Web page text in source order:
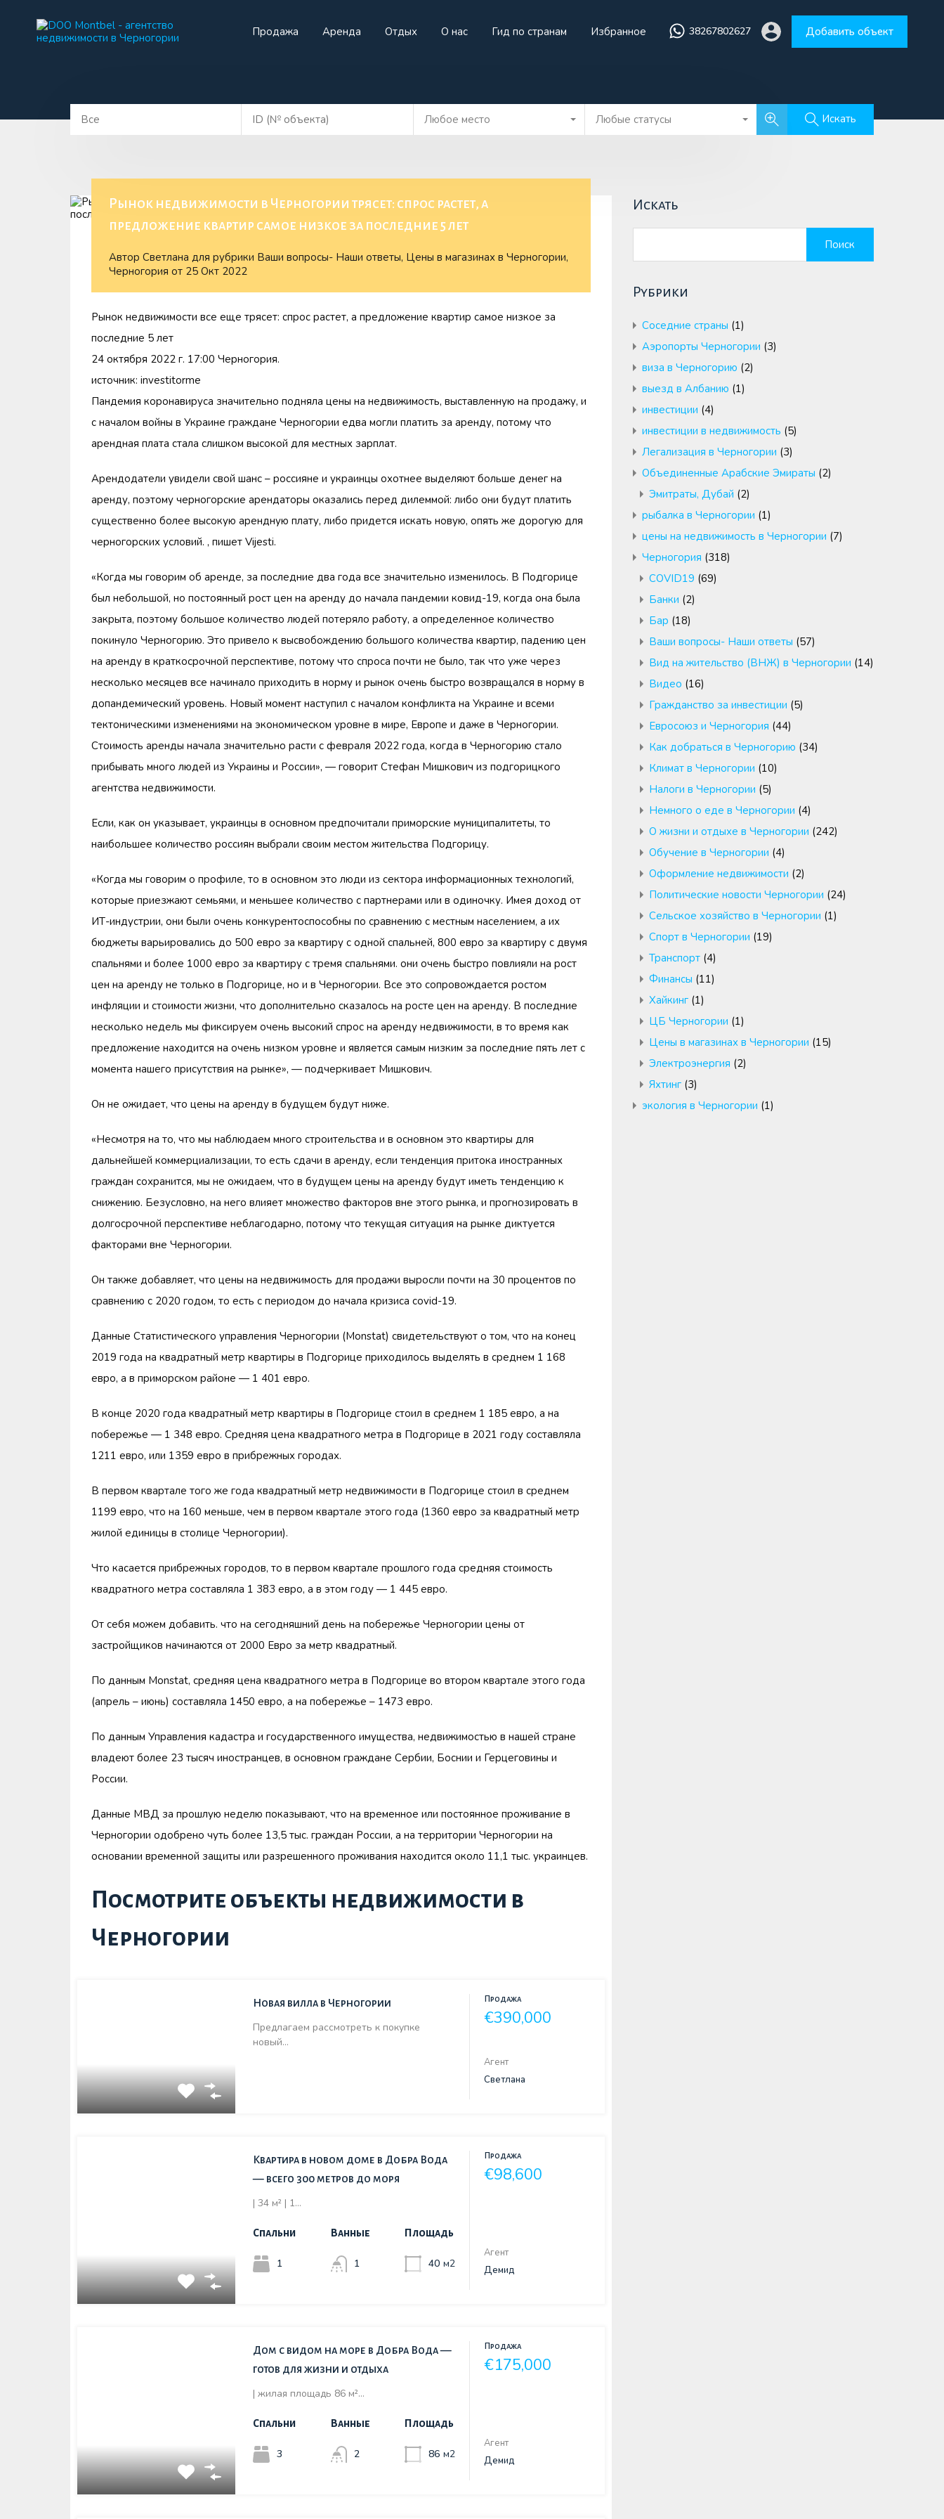
Продажа Аренда Отдых О нас Гид по странам Избранное 38267802627 Добавить объект
Продажа Аренда Отдых О нас Гид по странам Избранное 38267802627 Добавить объект
Любое место Любые статусы Искать
Рынок недвижимости в Черногории трясет: спрос растет, а
предложение квартир самое низкое за последние 5 лет
Автор Светлана для рубрики Ваши вопросы- Наши ответы, Цены в магазинах в Черногории,
Черногория от 25 Окт 2022
Рынок недвижимости все еще трясет: спрос растет, а предложение квартир самое низкое за
последние 5 лет
24 октября 2022 г. 17:00 Черногория.
источник: investitorme
Пандемия коронавируса значительно подняла цены на недвижимость, выставленную на продажу, и
с началом войны в Украине граждане Черногории едва могли платить за аренду, потому что
арендная плата стала слишком высокой для местных зарплат.
Арендодатели увидели свой шанс – россияне и украинцы охотнее выделяют больше денег на
аренду, поэтому черногорские арендаторы оказались перед дилеммой: либо они будут платить
существенно более высокую арендную плату, либо придется искать новую, опять же дорогую для
черногорских условий. , пишет Vijesti.
«Когда мы говорим об аренде, за последние два года все значительно изменилось. В Подгорице
был небольшой, но постоянный рост цен на аренду до начала пандемии ковид-19, когда она была
закрыта, поэтому большое количество людей потеряло работу, а определенное количество
покинуло Черногорию. Это привело к высвобождению большого количества квартир, падению цен
на аренду в краткосрочной перспективе, потому что спроса почти не было, так что уже через
несколько месяцев все начинало приходить в норму и рынок очень быстро возвращался в норму в
допандемический уровень. Новый момент наступил с началом конфликта на Украине и всеми
тектоническими изменениями на экономическом уровне в мире, Европе и даже в Черногории.
Стоимость аренды начала значительно расти с февраля 2022 года, когда в Черногорию стало
прибывать много людей из Украины и России», — говорит Стефан Мишкович из подгорицкого
агентства недвижимости.
Если, как он указывает, украинцы в основном предпочитали приморские муниципалитеты, то
наибольшее количество россиян выбрали своим местом жительства Подгорицу.
«Когда мы говорим о профиле, то в основном это люди из сектора информационных технологий,
которые приезжают семьями, и меньшее количество с партнерами или в одиночку. Имея доход от
ИТ-индустрии, они были очень конкурентоспособны по сравнению с местным населением, а их
бюджеты варьировались до 500 евро за квартиру с одной спальней, 800 евро за квартиру с двумя
спальнями и более 1000 евро за квартиру с тремя спальнями. они очень быстро повлияли на рост
цен на аренду не только в Подгорице, но и в Черногории. Все это сопровождается ростом
инфляции и стоимости жизни, что дополнительно сказалось на росте цен на аренду. В последние
несколько недель мы фиксируем очень высокий спрос на аренду недвижимости, в то время как
предложение находится на очень низком уровне и является самым низким за последние пять лет с
момента нашего присутствия на рынке», — подчеркивает Мишкович.
Он не ожидает, что цены на аренду в будущем будут ниже.
«Несмотря на то, что мы наблюдаем много строительства и в основном это квартиры для
дальнейшей коммерциализации, то есть сдачи в аренду, если тенденция притока иностранных
граждан сохранится, мы не ожидаем, что в будущем цены на аренду будут иметь тенденцию к
снижению. Безусловно, на него влияет множество факторов вне этого рынка, и прогнозировать в
долгосрочной перспективе неблагодарно, потому что текущая ситуация на рынке диктуется
факторами вне Черногории.
Он также добавляет, что цены на недвижимость для продажи выросли почти на 30 процентов по
сравнению с 2020 годом, то есть с периодом до начала кризиса covid-19.
Данные Статистического управления Черногории (Monstat) свидетельствуют о том, что на конец
2019 года на квадратный метр квартиры в Подгорице приходилось выделять в среднем 1 168
евро, а в приморском районе — 1 401 евро.
В конце 2020 года квадратный метр квартиры в Подгорице стоил в среднем 1 185 евро, а на
побережье — 1 348 евро. Средняя цена квадратного метра в Подгорице в 2021 году составляла
1211 евро, или 1359 евро в прибрежных городах.
В первом квартале того же года квадратный метр недвижимости в Подгорице стоил в среднем
1199 евро, что на 160 меньше, чем в первом квартале этого года (1360 евро за квадратный метр
жилой единицы в столице Черногории).
Что касается прибрежных городов, то в первом квартале прошлого года средняя стоимость
квадратного метра составляла 1 383 евро, а в этом году — 1 445 евро.
От себя можем добавить. что на сегодняшний день на побережье Черногории цены от
застройщиков начинаются от 2000 Евро за метр квадратный.
По данным Monstat, средняя цена квадратного метра в Подгорице во втором квартале этого года
(апрель – июнь) составляла 1450 евро, а на побережье – 1473 евро.
По данным Управления кадастра и государственного имущества, недвижимостью в нашей стране
владеют более 23 тысяч иностранцев, в основном граждане Сербии, Боснии и Герцеговины и
России.
Данные МВД за прошлую неделю показывают, что на временное или постоянное проживание в
Черногории одобрено чуть более 13,5 тыс. граждан России, а на территории Черногории на
основании временной защиты или разрешенного проживания находится около 11,1 тыс. украинцев.
Посмотрите объекты недвижимости в
Черногории
Новая вилла в Черногории
Предлагаем рассмотреть к покупке
новый…
Продажа
€390,000
Агент
Светлана
Квартира в новом доме в Добра Вода
— всего 300 метров до моря
| 34 м² | 1…
Спальни
1
Ванные
1
Площадь
40 м2
Продажа
€98,600
Агент
Демид
Дом с видом на море в Добра Вода —
готов для жизни и отдыха
| жилая площадь 86 м²…
Спальни
3
Ванные
2
Площадь
86 м2
Продажа
€175,000
Агент
Демид
Искать
Найти:
Рубрики
Cоседние страны (1)
Аэропорты Черногории (3)
виза в Черногорию (2)
выезд в Албанию (1)
инвестиции (4)
инвестиции в недвижимость (5)
Легализация в Черногории (3)
Объединенные Арабские Эмираты (2)
Эмитраты, Дубай (2)
рыбалка в Черногории (1)
цены на недвижимость в Черногории (7)
Черногория (318)
COVID19 (69)
Банки (2)
Бар (18)
Ваши вопросы- Наши ответы (57)
Вид на жительство (ВНЖ) в Черногории (14)
Видео (16)
Гражданство за инвестиции (5)
Евросоюз и Черногория (44)
Как добраться в Черногорию (34)
Климат в Черногории (10)
Налоги в Черногории (5)
Немного о еде в Черногории (4)
О жизни и отдыхе в Черногории (242)
Обучение в Черногории (4)
Оформление недвижимости (2)
Политические новости Черногории (24)
Сельское хозяйство в Черногории (1)
Спорт в Черногории (19)
Транспорт(4)
Финансы (11)
Хайкинг(1)
ЦБ Черногории (1)
Цены в магазинах в Черногории (15)
Электроэнергия (2)
Яхтинг(3)
экология в Черногории (1)